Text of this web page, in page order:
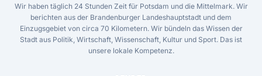
Wir haben täglich 24 Stunden Zeit für Potsdam und die Mittelmark. Wir
berichten aus der Brandenburger Landeshauptstadt und dem
Einzugsgebiet von circa 70 Kilometern. Wir bündeln das Wissen der
Stadt aus Politik, Wirtschaft, Wissenschaft, Kultur und Sport. Das ist
unsere lokale Kompetenz.